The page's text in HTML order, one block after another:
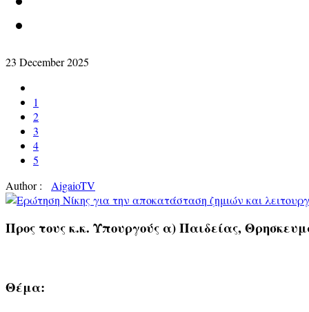
23 December 2025
1
2
3
4
5
Author : AigaioTV
Προς τους κ.κ. Υπουργούς α) Παιδείας,
Θέμα: